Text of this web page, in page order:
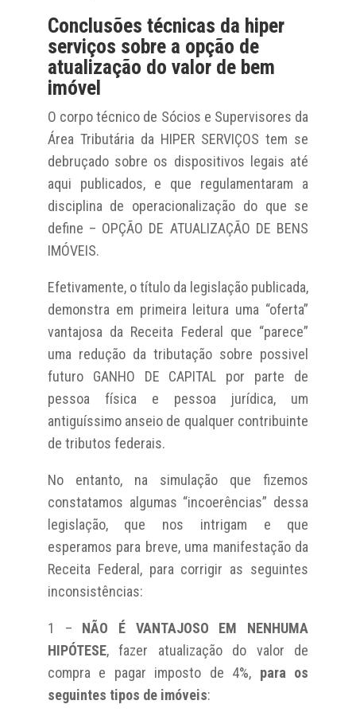
Conclusões técnicas da hiper
serviços sobre a opção de
atualização do valor de bem
imóvel
O corpo técnico de Sócios e Supervisores da
Área Tributária da HIPER SERVIÇOS tem se
debruçado sobre os dispositivos legais até
aqui publicados, e que regulamentaram a
disciplina de operacionalização do que se
define – OPÇÃO DE ATUALIZAÇÃO DE BENS
IMÓVEIS.
Efetivamente, o título da legislação publicada,
demonstra em primeira leitura uma “oferta”
vantajosa da Receita Federal que “parece”
uma redução da tributação sobre possivel
futuro GANHO DE CAPITAL por parte de
pessoa física e pessoa jurídica, um
antiguíssimo anseio de qualquer contribuinte
de tributos federais.
No entanto, na simulação que fizemos
constatamos algumas “incoerências” dessa
legislação, que nos intrigam e que
esperamos para breve, uma manifestação da
Receita Federal, para corrigir as seguintes
inconsistências:
1 – NÃO É VANTAJOSO EM NENHUMA
HIPÓTESE, fazer atualização do valor de
compra e pagar imposto de 4%, para os
seguintes tipos de imóveis: